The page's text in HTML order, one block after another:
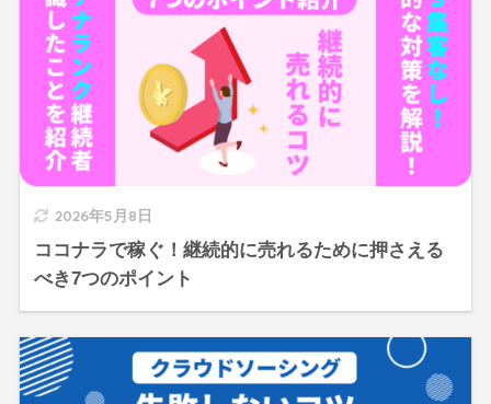
2026年5月8日
ココナラで稼ぐ！継続的に売れるために押さえる
べき7つのポイント